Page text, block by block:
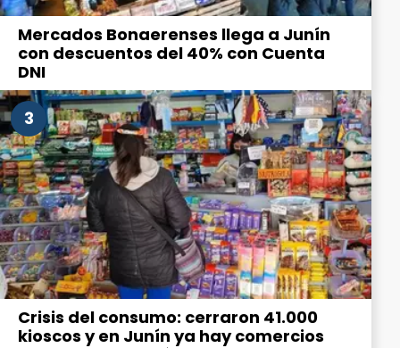
Mercados Bonaerenses llega a Junín
con descuentos del 40% con Cuenta
DNI
3
Crisis del consumo: cerraron 41.000
kioscos y en Junín ya hay comercios